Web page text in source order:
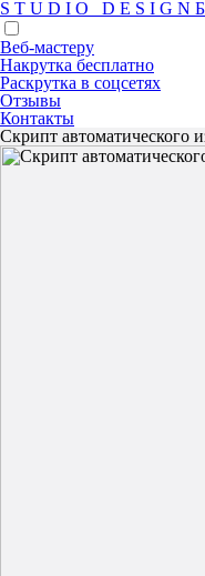
S T U D I O D E S I G N
Веб-мастеру
Накрутка бесплатно
Раскрутка в соцсетях
Отзывы
Контакты
Скрипт автоматического